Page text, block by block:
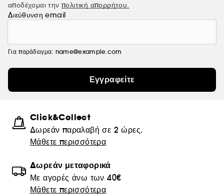
αποδέχομαι την πολιτική απορρήτου.
Διεύθυνση email
Για παράδειγμα: name@example.com
Εγγραφείτε
Click&Collect
Δωρεάν παραλαβή σε 2 ώρες.
Μάθετε περισσότερα
Δωρεάν μεταφορικά
Με αγορές άνω των 40€
Μάθετε περισσότερα